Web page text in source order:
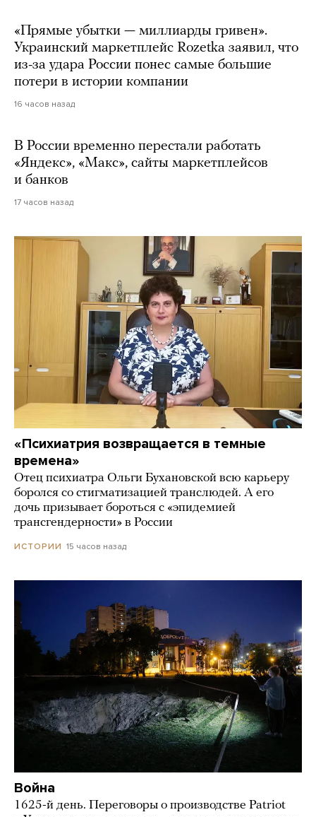
«Прямые убытки — миллиарды гривен».
Украинский маркетплейс Rozetka заявил, что
из-за удара России понес самые большие
потери в истории компании
16 часов назад
В России временно перестали работать
«Яндекс», «Макс», сайты маркетплейсов
и банков
17 часов назад
«Психиатрия возвращается в темные
времена»
Отец психиатра Ольги Бухановской всю карьеру
боролся со стигматизацией транслюдей. А его
дочь призывает бороться с «эпидемией
трансгендерности» в России
ИСТОРИИ 15 часов назад
Война
1625-й день. Переговоры о производстве Patriot